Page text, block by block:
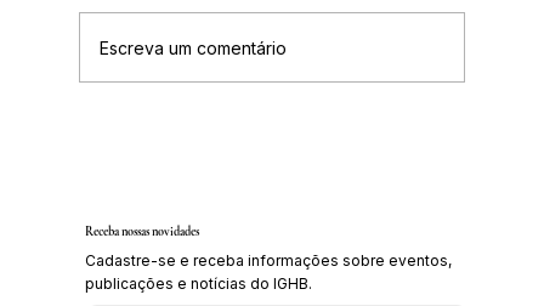
Escreva um comentário
Receba nossas novidades
Cadastre-se e receba informações sobre eventos,
publicações e notícias do IGHB.